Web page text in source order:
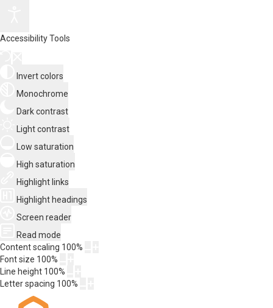
Accessibility Tools
Invert colors
Monochrome
Dark contrast
Light contrast
Low saturation
High saturation
Highlight links
Highlight headings
Screen reader
Read mode
Content scaling 100%
Font size 100%
Line height 100%
Letter spacing 100%